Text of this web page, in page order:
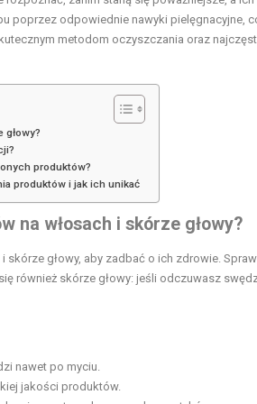
poprzez odpowiednie nawyki pielęgnacyjne,
metodom oczyszczania oraz
produktów?
produktów i jak ich unikać
na włosach i skórze głowy?
skórze głowy, aby zadbać o ich zdrowie.
również skórze głowy: jeśli odczuwasz
nawet po myciu.
jakości produktów.